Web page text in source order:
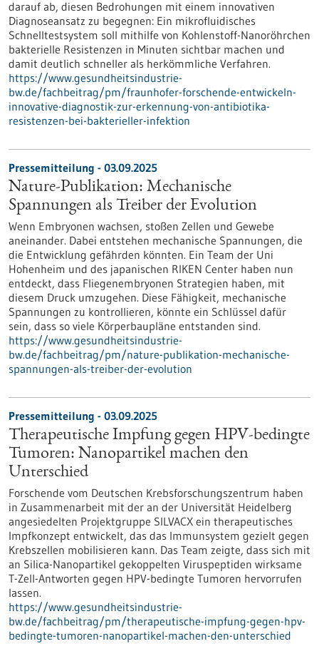
darauf ab, diesen Bedrohungen mit einem innovativen
Diagnoseansatz zu begegnen: Ein mikrofluidisches
Schnelltestsystem soll mithilfe von Kohlenstoff-Nanoröhrchen
bakterielle Resistenzen in Minuten sichtbar machen und
damit deutlich schneller als herkömmliche Verfahren.
https://www.gesundheitsindustrie-
bw.de/fachbeitrag/pm/fraunhofer-forschende-entwickeln-
innovative-diagnostik-zur-erkennung-von-antibiotika-
resistenzen-bei-bakterieller-infektion
Pressemitteilung - 03.09.2025
Nature-Publikation: Mechanische
Spannungen als Treiber der Evolution
Wenn Embryonen wachsen, stoßen Zellen und Gewebe
aneinander. Dabei entstehen mechanische Spannungen, die
die Entwicklung gefährden könnten. Ein Team der Uni
Hohenheim und des japanischen RIKEN Center haben nun
entdeckt, dass Fliegenembryonen Strategien haben, mit
diesem Druck umzugehen. Diese Fähigkeit, mechanische
Spannungen zu kontrollieren, könnte ein Schlüssel dafür
sein, dass so viele Körperbaupläne entstanden sind.
https://www.gesundheitsindustrie-
bw.de/fachbeitrag/pm/nature-publikation-mechanische-
spannungen-als-treiber-der-evolution
Pressemitteilung - 03.09.2025
Therapeutische Impfung gegen HPV-bedingte
Tumoren: Nanopartikel machen den
Unterschied
Forschende vom Deutschen Krebsforschungszentrum haben
in Zusammenarbeit mit der an der Universität Heidelberg
angesiedelten Projektgruppe SILVACX ein therapeutisches
Impfkonzept entwickelt, das das Immunsystem gezielt gegen
Krebszellen mobilisieren kann. Das Team zeigte, dass sich mit
an Silica-Nanopartikel gekoppelten Viruspeptiden wirksame
T-Zell-Antworten gegen HPV-bedingte Tumoren hervorrufen
lassen.
https://www.gesundheitsindustrie-
bw.de/fachbeitrag/pm/therapeutische-impfung-gegen-hpv-
bedingte-tumoren-nanopartikel-machen-den-unterschied